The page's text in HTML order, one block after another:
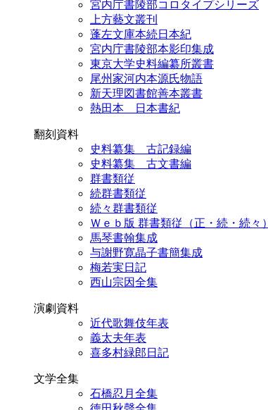
宮内庁書陵部コロタイプシリーズ
上方藝文叢刊
蓬左文庫本続日本紀
宮内庁書陵部本影印集成
東京大学史料編纂所叢書
尾州家河内本源氏物語
新天理図書館善本叢書
熱田本 日本書紀
翻刻資料
史料纂集 古記録編
史料纂集 古文書編
群書類従
続群書類従
続々群書類従
Ｗｅｂ版 群書類従（正・続・続々）
馬琴書翰集成
与謝野寛晶子書簡集成
梅若実日記
西山宗因全集
演劇資料
近代歌舞伎年表
義太夫年表
喜多村緑郎日記
文学全集
石橋忍月全集